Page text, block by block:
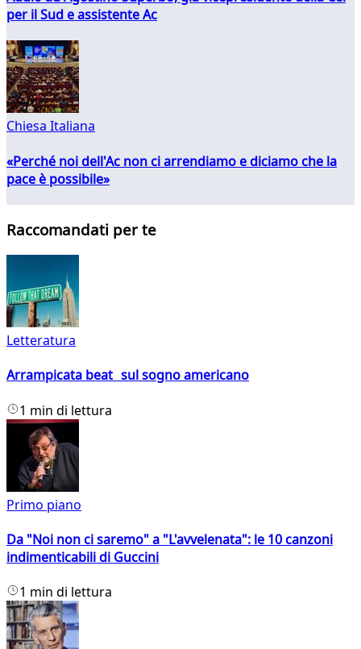
per il Sud e assistente Ac
Chiesa Italiana
«Perché noi dell'Ac non ci arrendiamo e diciamo che la
pace è possibile»
Raccomandati per te
Letteratura
Arrampicata beat sul sogno americano
1 min di lettura
Primo piano
Da "Noi non ci saremo" a "L'avvelenata": le 10 canzoni
indimenticabili di Guccini
1 min di lettura